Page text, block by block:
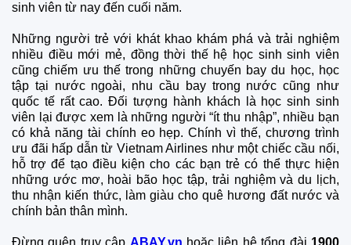
sinh viên từ nay đến cuối năm.
Những người trẻ với khát khao khám phá và trải nghiệm
nhiều điều mới mẻ, đồng thời thế hệ học sinh sinh viên
cũng chiếm ưu thế trong những chuyến bay du học, học
tập tại nước ngoài, nhu cầu bay trong nước cũng như
quốc tế rất cao. Đối tượng hành khách là học sinh sinh
viên lại được xem là những người “ít thu nhập”, nhiều bạn
có khả năng tài chính eo hẹp. Chính vì thế, chương trình
ưu đãi hấp dẫn từ Vietnam Airlines như một chiếc cầu nối,
hỗ trợ để tạo điều kiện cho các bạn trẻ có thể thực hiện
những ước mơ, hoài bão học tập, trải nghiệm và du lịch,
thu nhận kiến thức, làm giàu cho quê hương đất nước và
chính bản thân mình.